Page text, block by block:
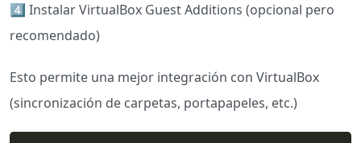
4️⃣​ Instalar VirtualBox Guest Additions (opcional pero
recomendado)
Esto permite una mejor integración con VirtualBox
(sincronización de carpetas, portapapeles, etc.)